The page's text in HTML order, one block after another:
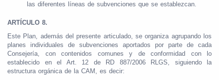
las diferentes líneas de subvenciones que se establezcan.
ARTÍCULO 8.
Este Plan, además del presente articulado, se organiza agrupando los
planes individuales de subvenciones aportados por parte de cada
Consejería, con contenidos comunes y de conformidad con lo
establecido en el Art. 12 de RD 887/2006 RLGS, siguiendo la
estructura orgánica de la CAM, es decir: